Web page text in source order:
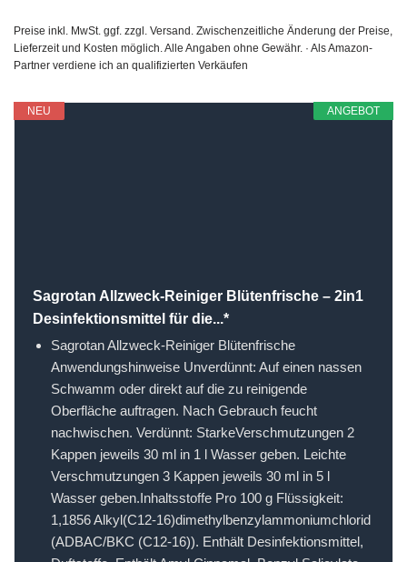
Preise inkl. MwSt. ggf. zzgl. Versand. Zwischenzeitliche Änderung der Preise,
Lieferzeit und Kosten möglich. Alle Angaben ohne Gewähr. · Als Amazon-
Partner verdiene ich an qualifizierten Verkäufen
ANGEBOT
NEU
Sagrotan Allzweck-Reiniger Blütenfrische – 2in1
Desinfektionsmittel für die...*
Sagrotan Allzweck-Reiniger Blütenfrische
Anwendungshinweise Unverdünnt: Auf einen nassen
Schwamm oder direkt auf die zu reinigende
Oberfläche auftragen. Nach Gebrauch feucht
nachwischen. Verdünnt: StarkeVerschmutzungen 2
Kappen jeweils 30 ml in 1 l Wasser geben. Leichte
Verschmutzungen 3 Kappen jeweils 30 ml in 5 l
Wasser geben.Inhaltsstoffe Pro 100 g Flüssigkeit:
1,1856 Alkyl(C12-16)dimethylbenzylammoniumchlorid
(ADBAC/BKC (C12-16)). Enthält Desinfektionsmittel,